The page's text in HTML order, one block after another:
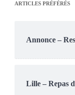
ARTICLES PRÉFÉRÉS
Annonce –
Lille – Repas